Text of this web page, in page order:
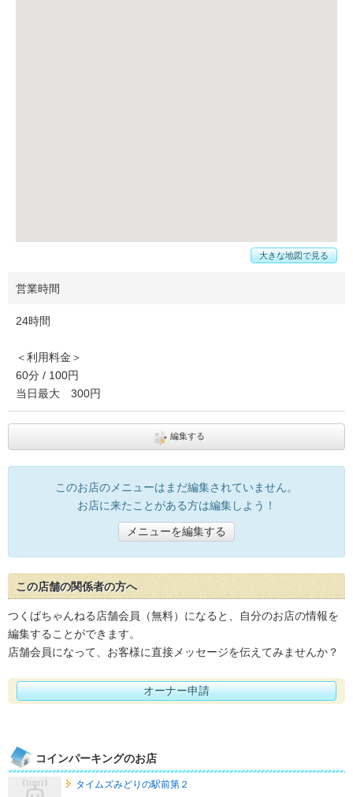
大きな地図で見る
営業時間
24時間
＜利用料金＞
60分 / 100円
当日最大 300円
編集する
このお店のメニューはまだ編集されていません。
お店に来たことがある方は編集しよう！
メニューを編集する
この店舗の関係者の方へ
つくばちゃんねる店舗会員（無料）になると、自分のお店の情報を
編集することができます。
店舗会員になって、お客様に直接メッセージを伝えてみませんか？
オーナー申請
コインパーキングのお店
タイムズみどりの駅前第２